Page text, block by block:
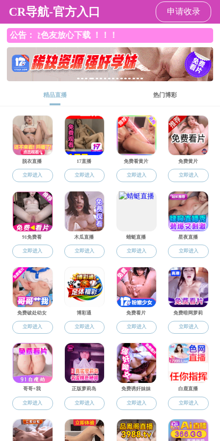
直播app
直播app 直播app概况 党群工作 师资队伍 本
国际交流
合作概况
留学海运
国际会议
国际平台
通知公告
直播app 关于国
直播app 关于开
校外住宿申请说
直播app 关于国
1